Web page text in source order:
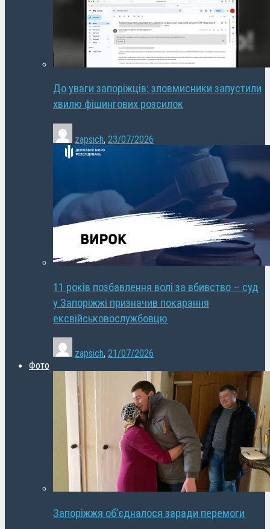
До уваги запоріжців: зловмисники запустили
хвилю фішингових розсилок
zapsich, 23/07/2026
11 років позбавлення волі за вбивство – суд
у Запоріжжі призначив покарання
ексвійськовослужбовцю
zapsich, 21/07/2026
Фото
Запоріжжя об’єдналося заради перемоги